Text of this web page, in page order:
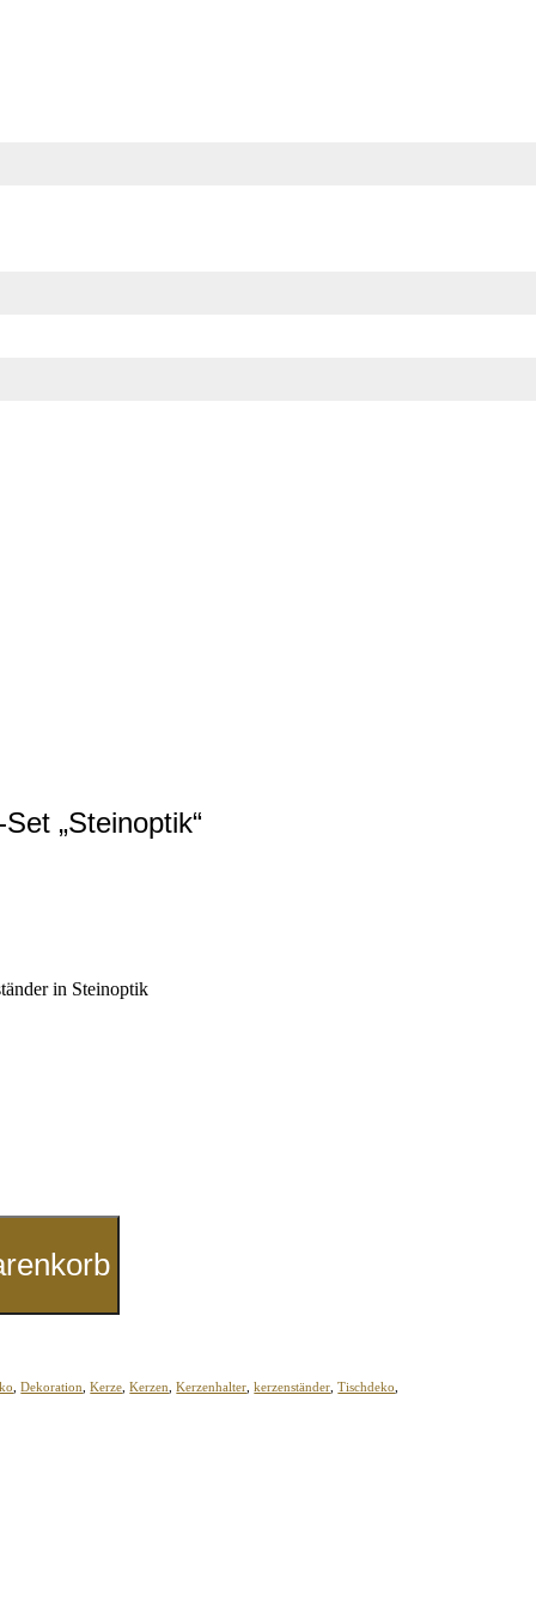
„Steinoptik“
in Steinoptik
,Dekoration ,Kerze ,Kerzen ,Kerzenhalter ,kerzenständer ,Tischdeko